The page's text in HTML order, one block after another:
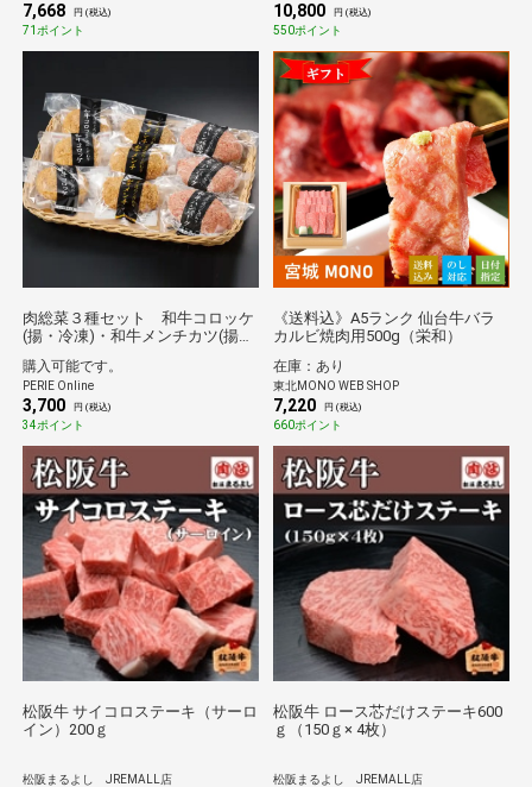
7,668 円 (税込)
71ポイント
10,800 円 (税込)
550ポイント
肉総菜３種セット 和牛コロッケ
(揚・冷凍)・和牛メンチカツ(揚・
各3個【AKMH-3】
購入可能です。
PERIE Online
3,700 円 (税込)
34ポイント
《送料込》A5ランク 仙台牛バラ
カルビ焼肉用500g（栄和）
在庫：あり
東北MONO WEB SHOP
7,220 円 (税込)
660ポイント
松阪牛 サイコロステーキ（サーロ
イン）200ｇ
松阪まるよし JREMALL店
松阪牛 ロース芯だけステーキ600
ｇ（150ｇ× 4枚）
松阪まるよし JREMALL店